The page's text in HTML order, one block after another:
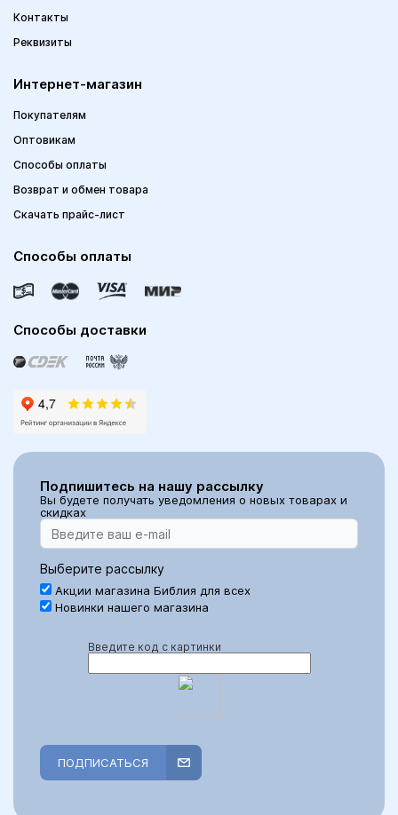
Контакты
Реквизиты
Интернет-магазин
Покупателям
Оптовикам
Способы оплаты
Возврат и обмен товара
Скачать прайс-лист
Способы оплаты
Способы доставки
Подпишитесь на нашу рассылку
Вы будете получать уведомления о новых товарах и
скидках
Выберите рассылку
Акции магазина Библия для всех
Новинки нашего магазина
Введите код с картинки
ПОДПИСАТЬСЯ